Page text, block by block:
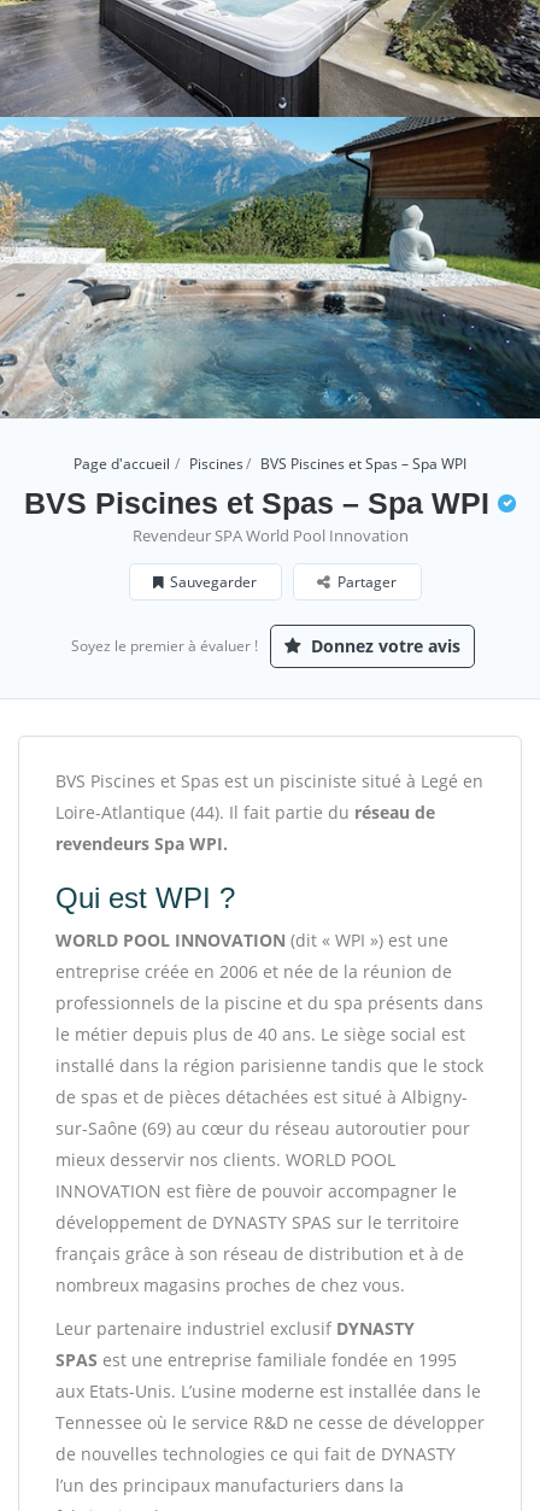
Page d'accueil Piscines BVS Piscines et Spas – Spa WPI
BVS Piscines et Spas – Spa WPI
Revendeur SPA World Pool Innovation
Sauvegarder Partager
Soyez le premier à évaluer ! Donnez votre avis
BVS Piscines et Spas est un pisciniste situé à Legé en
Loire-Atlantique (44). Il fait partie du réseau de
revendeurs Spa WPI.
Qui est WPI ?
WORLD POOL INNOVATION (dit « WPI ») est une
entreprise créée en 2006 et née de la réunion de
professionnels de la piscine et du spa présents dans
le métier depuis plus de 40 ans. Le siège social est
installé dans la région parisienne tandis que le stock
de spas et de pièces détachées est situé à Albigny-
sur-Saône (69) au cœur du réseau autoroutier pour
mieux desservir nos clients. WORLD POOL
INNOVATION est fière de pouvoir accompagner le
développement de DYNASTY SPAS sur le territoire
français grâce à son réseau de distribution et à de
nombreux magasins proches de chez vous.
Leur partenaire industriel exclusif DYNASTY
SPAS est une entreprise familiale fondée en 1995
aux Etats-Unis. L’usine moderne est installée dans le
Tennessee où le service R&D ne cesse de développer
de nouvelles technologies ce qui fait de DYNASTY
l’un des principaux manufacturiers dans la